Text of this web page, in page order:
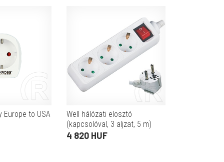
Europe to USA
Well hálózati elosztó
(kapcsolóval, 3 aljzat, 5 m)
4 820 HUF